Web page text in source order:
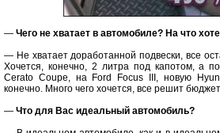
— Чего не хватает в автомобиле? На что
— Не хватает доработанной подвески, все
Хочется, конечно, 2 литра под капотом, а
Cerato Coupe, на Ford Focus III, новую
конечно. Много чего хочется, все решит
— Что для Вас идеальный автомобиль?